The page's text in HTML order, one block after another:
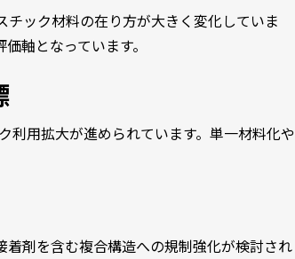
ック材料の在り方が大きく変化していま
軸となっています。
利用拡大が進められています。単一材料化や
着剤を含む複合構造への規制強化が検討され